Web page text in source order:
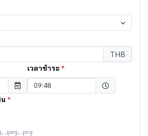
THB
เวลาชำระ *
09:48
*
.jpeg, .png